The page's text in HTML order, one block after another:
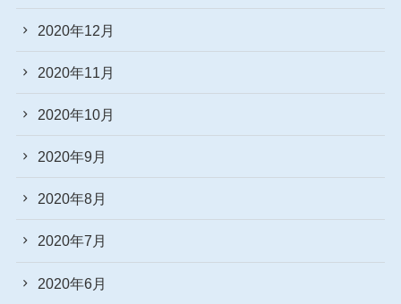
2020年12月
2020年11月
2020年10月
2020年9月
2020年8月
2020年7月
2020年6月